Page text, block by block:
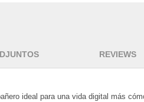
REVIEWS
ideal para una vida digital más